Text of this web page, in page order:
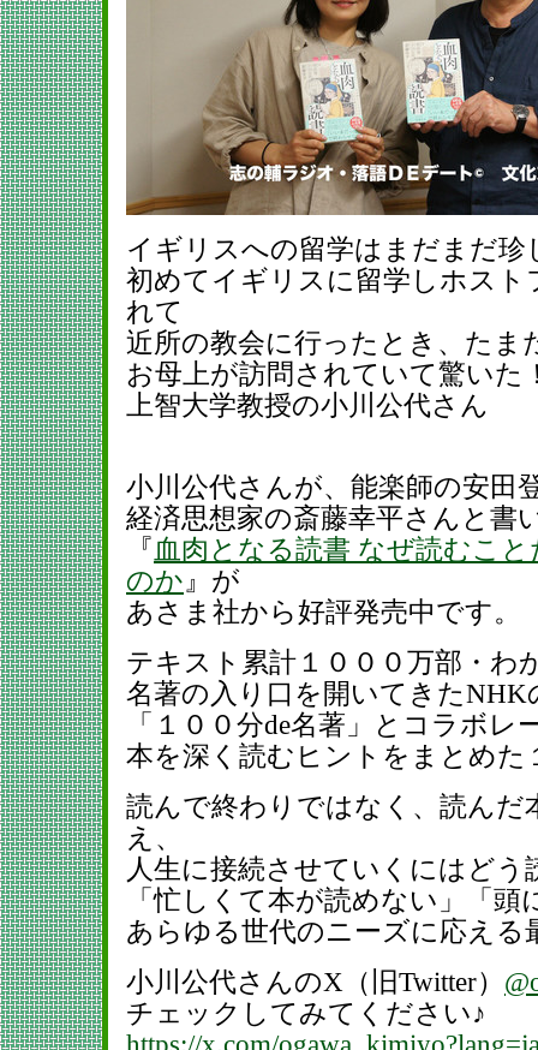
イギリスへの留学はまだまだ珍
初めてイギリスに留学しホスト
れて
近所の教会に行ったとき、たま
お母上が訪問されていて驚いた
上智大学教授の小川公代さん
小川公代さんが、能楽師の安田
経済思想家の斎藤幸平さんと書
『 血肉となる読書 なぜ読むこ
のか』が
あさま社から好評発売中です。
テキスト累計１０００万部・わ
名著の入り口を開いてきたNHK
「１００分de名著」とコラボレ
本を深く読むヒントをまとめた
読んで終わりではなく、読んだ
え、
人生に接続させていくにはどう
「忙しくて本が読めない」「
あらゆる世代のニーズに応える
小川公代さんのX（旧Twitter）
チェックしてみてください♪